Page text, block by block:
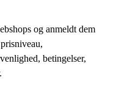
og anmeldt dem
betingelser,